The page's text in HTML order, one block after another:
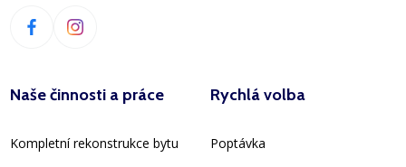
Naše činnosti a práce
Kompletní rekonstrukce bytu
Rychlá volba
Poptávka